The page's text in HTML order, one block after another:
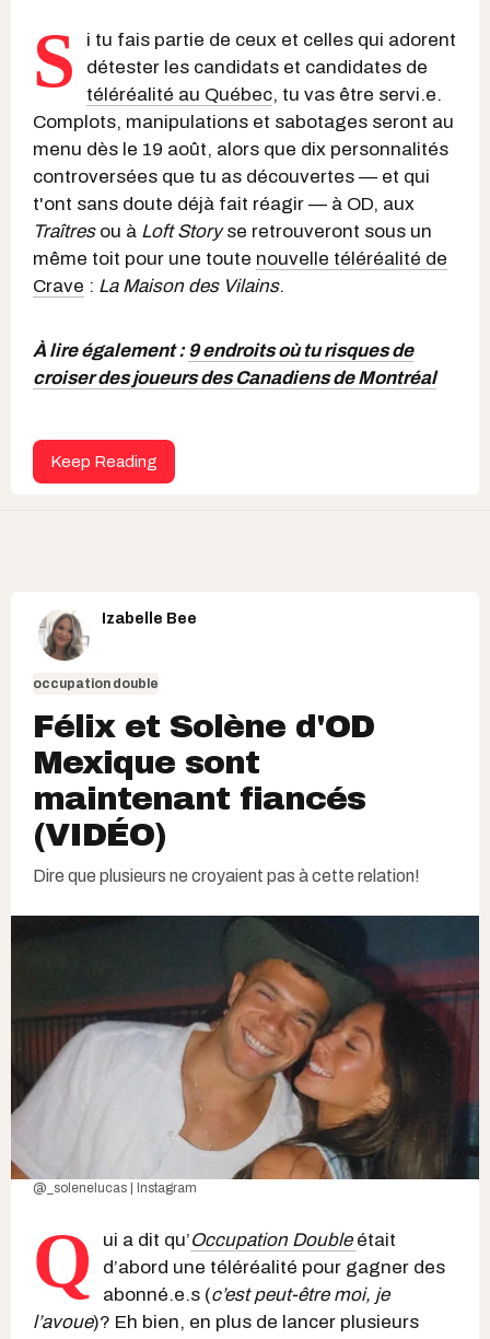
S
i tu fais partie de ceux et celles qui adorent
détester les candidats et candidates de
téléréalité au Québec, tu vas être servi.e.
Complots, manipulations et sabotages seront au
menu dès le 19 août, alors que dix personnalités
controversées que tu as découvertes — et qui
t'ont sans doute déjà fait réagir — à OD, aux
Traîtresou à Loft Storyse retrouveront sous un
même toit pour une toute nouvelle téléréalité de
Crave : La Maison des Vilains.
À lire également :9 endroits où tu risques de
croiser des joueurs des Canadiens de Montréal
Keep Reading
Izabelle Bee
occupation double
Félix et Solène d'OD
Mexique sont
maintenant fiancés
(VIDÉO)
Dire que plusieurs ne croyaient pas à cette relation!
@_solenelucas | Instagram
Q ui a dit qu’Occupation Double était
d’abord une téléréalité pour gagner des
abonné.e.s (c’est peut-être moi, je
l’avoue)? Eh bien, en plus de lancer plusieurs